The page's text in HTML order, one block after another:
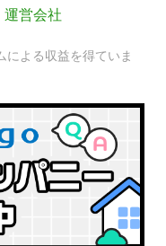
運営会社
による収益を得ていま